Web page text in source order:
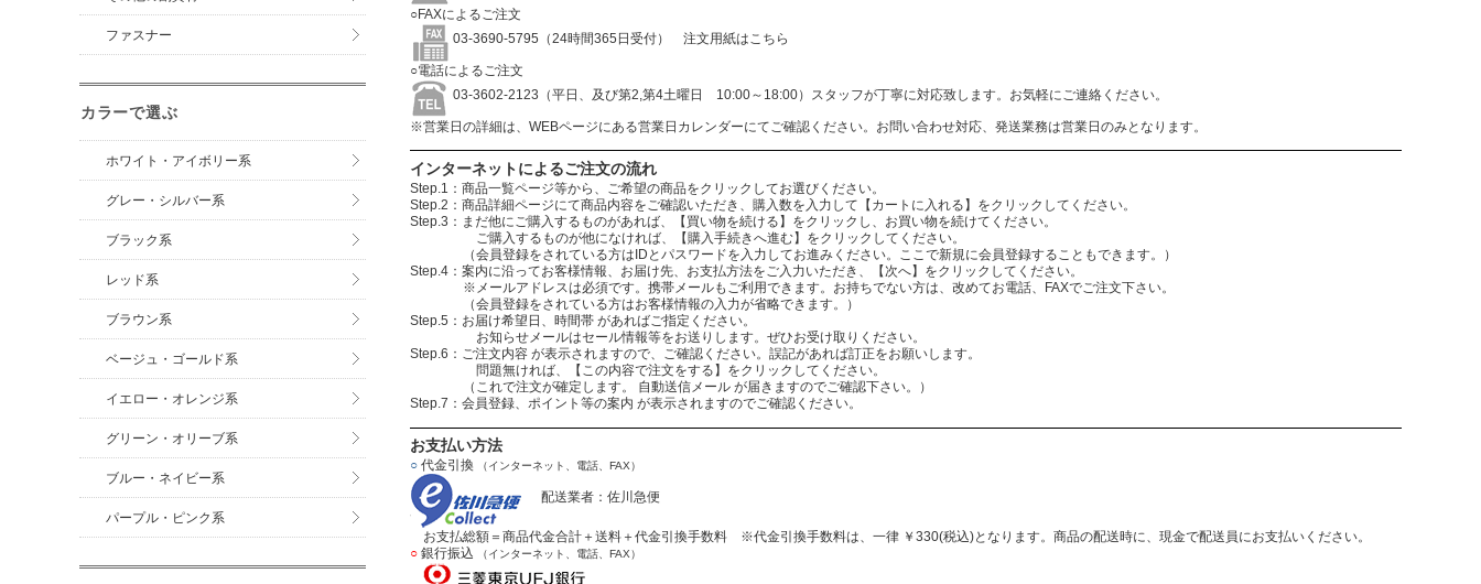
○FAXによるご注文
03-3690-5795（24時間365日受付）
注文用紙はこちら
○電話によるご注文
03-3602-2123（平日、及び第2,第4土曜日 10:00～18:00）スタッフが丁寧に対応致します。お気軽にご連絡ください。
※営業日の詳細は、WEBページにある営業日カレンダーにてご確認ください。お問い合わせ対応、発送業務は営業日のみとなります。
インターネットによるご注文の流れ
Step.1：商品一覧ページ等から、ご希望の商品をクリックしてお選びください。
Step.2：商品詳細ページにて商品内容をご確認いただき、購入数を入力して【カートに入れる】をクリックしてください。
Step.3：まだ他にご購入するものがあれば、【買い物を続ける】をクリックし、お買い物を続けてください。
ご購入するものが他になければ、【購入手続きへ進む】をクリックしてください。
（会員登録をされている方はIDとパスワードを入力してお進みください。ここで新規に会員登録することもできます。）
Step.4：案内に沿ってお客様情報、お届け先、お支払方法をご入力いただき、【次へ】をクリックしてください。
※メールアドレスは必須です。携帯メールもご利用できます。お持ちでない方は、改めてお電話、FAXでご注文下さい。
（会員登録をされている方はお客様情報の入力が省略できます。）
Step.5：お届け希望日、時間帯 があればご指定ください。
お知らせメールはセール情報等をお送りします。ぜひお受け取りください。
Step.6：ご注文内容 が表示されますので、ご確認ください。誤記があれば訂正をお願いします。
問題無ければ、【この内容で注文をする】をクリックしてください。
（これで注文が確定します。 自動送信メール が届きますのでご確認下さい。）
Step.7：会員登録、ポイント等の案内 が表示されますのでご確認ください。
お支払い方法
○ 代金引換 （インターネット、電話、FAX）
配送業者：佐川急便
お支払総額＝商品代金合計＋送料＋代金引換手数料 ※代金引換手数料は、一律 ￥330(税込)となります。商品の配送時に、現金で配送員にお支払いください。
○ 銀行振込 （インターネット、電話、FAX）
ファスナー
カラーで選ぶ
ホワイト・アイボリー系
グレー・シルバー系
ブラック系
レッド系
ブラウン系
ベージュ・ゴールド系
イエロー・オレンジ系
グリーン・オリーブ系
ブルー・ネイビー系
パープル・ピンク系